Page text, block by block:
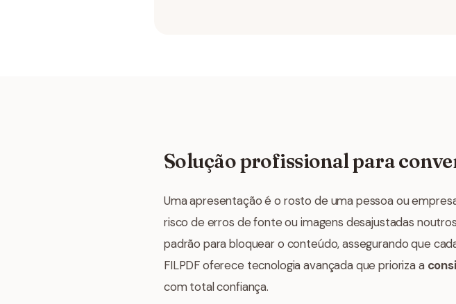
Solução profissional para
Uma apresentação é o rosto de uma pessoa ou
risco de erros de fonte ou imagens desajustadas
padrão para bloquear o conteúdo, assegurando que
FILPDF oferece tecnologia avançada que prioriza a
com total confiança.